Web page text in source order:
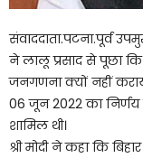
संवाददाता.पटना.पूर्व
ने लालू प्रसाद से पूछा कि
जनगणना क्यों नहीं
06 जून 2022 का
शामिल थी।
श्री मोदी ने कहा कि